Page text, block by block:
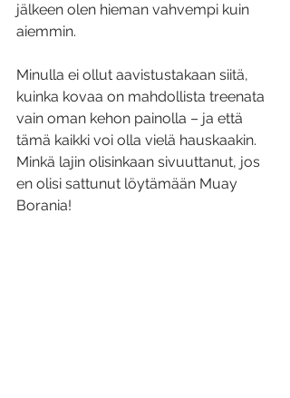
jälkeen olen hieman vahvempi kuin
aiemmin.
Minulla ei ollut aavistustakaan siitä,
kuinka kovaa on mahdollista treenata
vain oman kehon painolla – ja että
tämä kaikki voi olla vielä hauskaakin.
Minkä lajin olisinkaan sivuuttanut, jos
en olisi sattunut löytämään Muay
Borania!